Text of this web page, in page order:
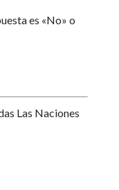
es «No» o
Las Naciones